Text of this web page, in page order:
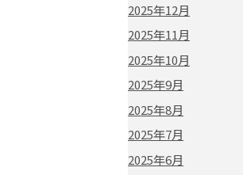
2025年12月
2025年11月
2025年10月
2025年9月
2025年8月
2025年7月
2025年6月